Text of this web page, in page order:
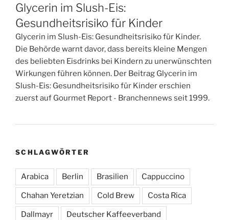
Glycerin im Slush-Eis:
Gesundheitsrisiko für Kinder
Glycerin im Slush-Eis: Gesundheitsrisiko für Kinder.
Die Behörde warnt davor, dass bereits kleine Mengen
des beliebten Eisdrinks bei Kindern zu unerwünschten
Wirkungen führen können. Der Beitrag Glycerin im
Slush-Eis: Gesundheitsrisiko für Kinder erschien
zuerst auf Gourmet Report - Branchennews seit 1999.
SCHLAGWÖRTER
Arabica Berlin Brasilien Cappuccino
Chahan Yeretzian Cold Brew Costa Rica
Dallmayr Deutscher Kaffeeverband